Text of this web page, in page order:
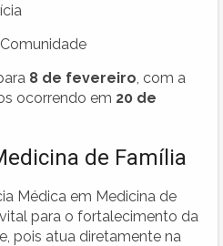
8 de fevereiro , com a
ocorrendo em 20 de
de Família
Médica em Medicina de
para o fortalecimento da
pois atua diretamente na